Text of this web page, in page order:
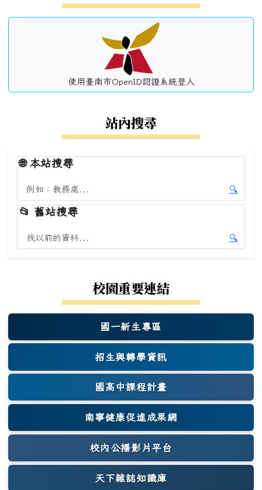
使用臺南市OpenID認證系統登入
站內搜尋
🌐本站搜尋
搜尋本站內容
🔍
開始本
📂 舊站搜尋
搜尋舊站內容
🔍
開始舊
校園重要連結
國一新生專區
(另開新視窗)
招生與轉學資訊
國高中課程計畫
南寧健康促進成果網
(另開新視窗)
校內公播影片平台
天下雜誌知識庫
(另開新視窗)